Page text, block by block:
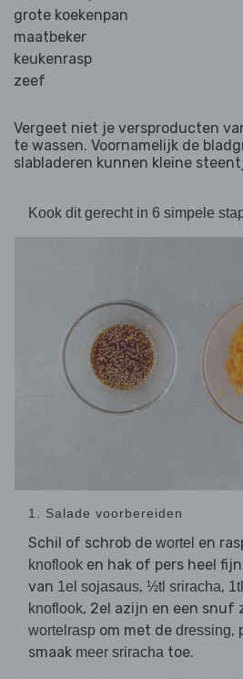
grote koekenpan
maatbeker
keukenrasp
zeef
Vergeet niet je versproducten
te wassen. Voornamelijk de
slabladeren kunnen kleine
Kook dit gerecht in 6 simpele
1. Salade voorbereiden
Schil of schrob de wortel en
knoflook en hak of pers heel
van 1el sojasaus, ½tl sriracha,
knoflook, 2el azijn en een snuf
wortelrasp om met de dressing,
smaak meer sriracha toe.